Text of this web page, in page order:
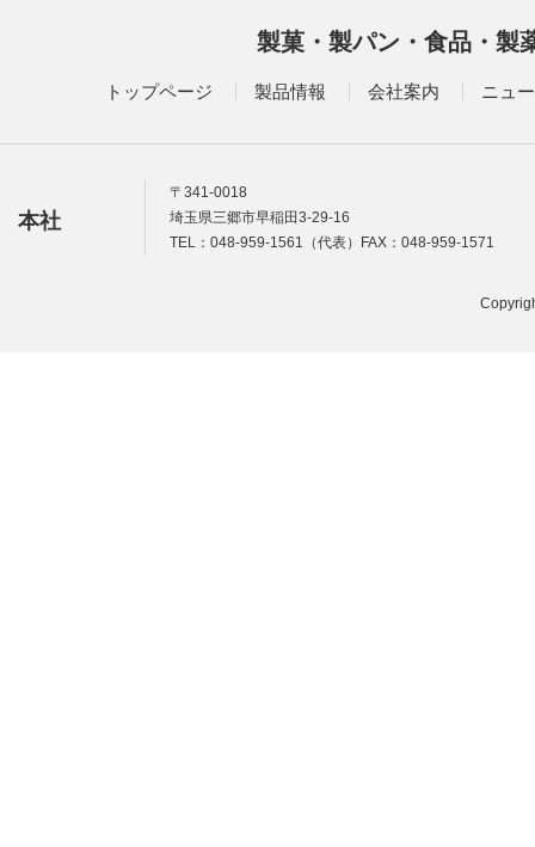
製菓・製パン・食品・
トップページ 製品情報 会社案内 ニュ
本社
〒341-0018
埼玉県三郷市早稲田3-29-16
TEL：048-959-1561（代表）FAX：048-959-1571